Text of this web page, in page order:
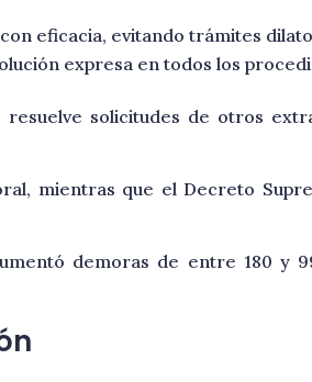
eficacia, evitando trámites
expresa en todos los
resuelve solicitudes de otros
mientras que el Decreto
demoras de entre 180 y